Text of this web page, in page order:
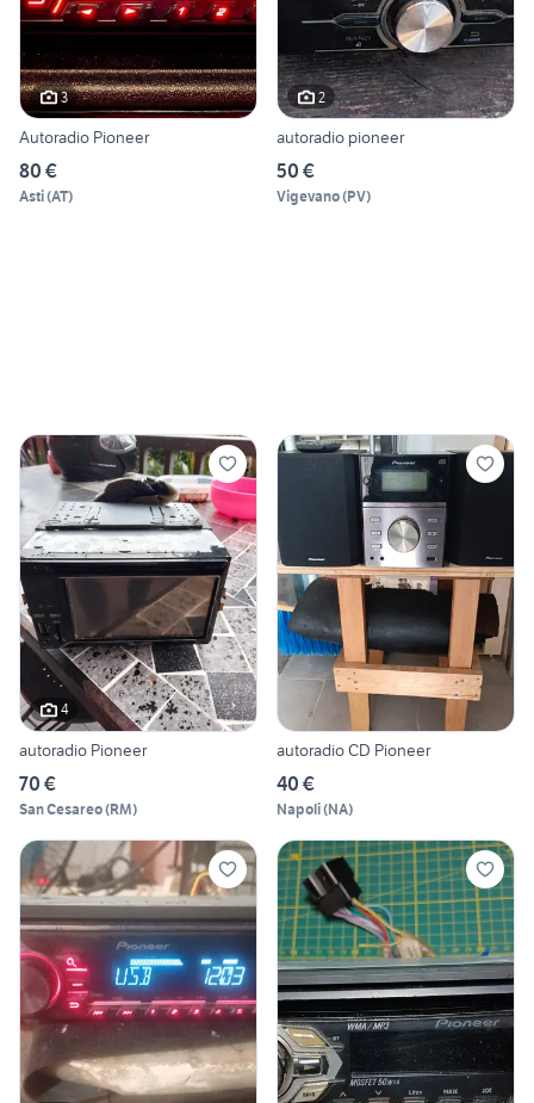
3
Autoradio Pioneer
80 €
Asti(AT)
2
autoradio pioneer
50 €
Vigevano(PV)
4
autoradio Pioneer
70 €
San Cesareo(RM)
autoradio CD Pioneer
40 €
Napoli(NA)